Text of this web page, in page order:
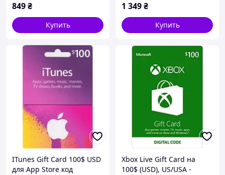
849₴
Купить
1 349₴
Купить
ITunes Gift Card 100$ USD
для App Store код
Xbox Live Gift Card на
100$ (USD), US/USA -